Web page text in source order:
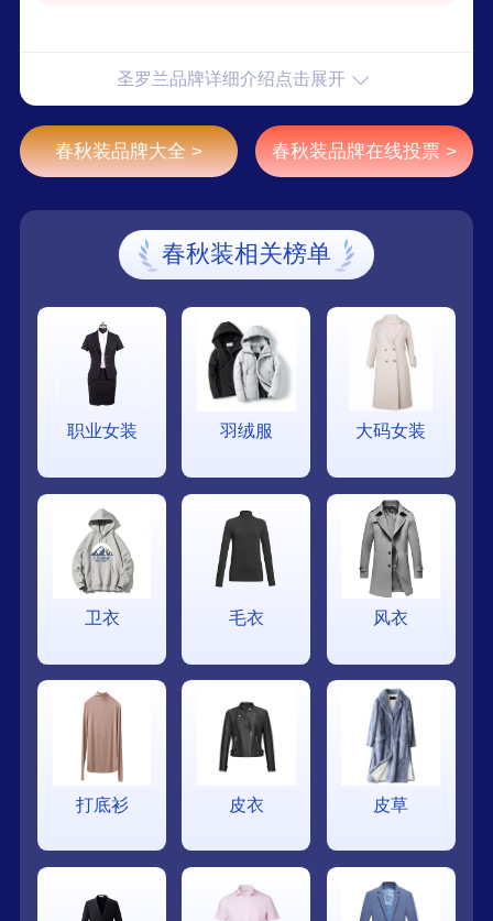
圣罗兰品牌详细介绍点击展开
春秋装品牌大全 > 春秋装品牌在线投票 >
春秋装相关榜单
职业女装 羽绒服 大码女装
卫衣 毛衣 风衣
打底衫 皮衣 皮草